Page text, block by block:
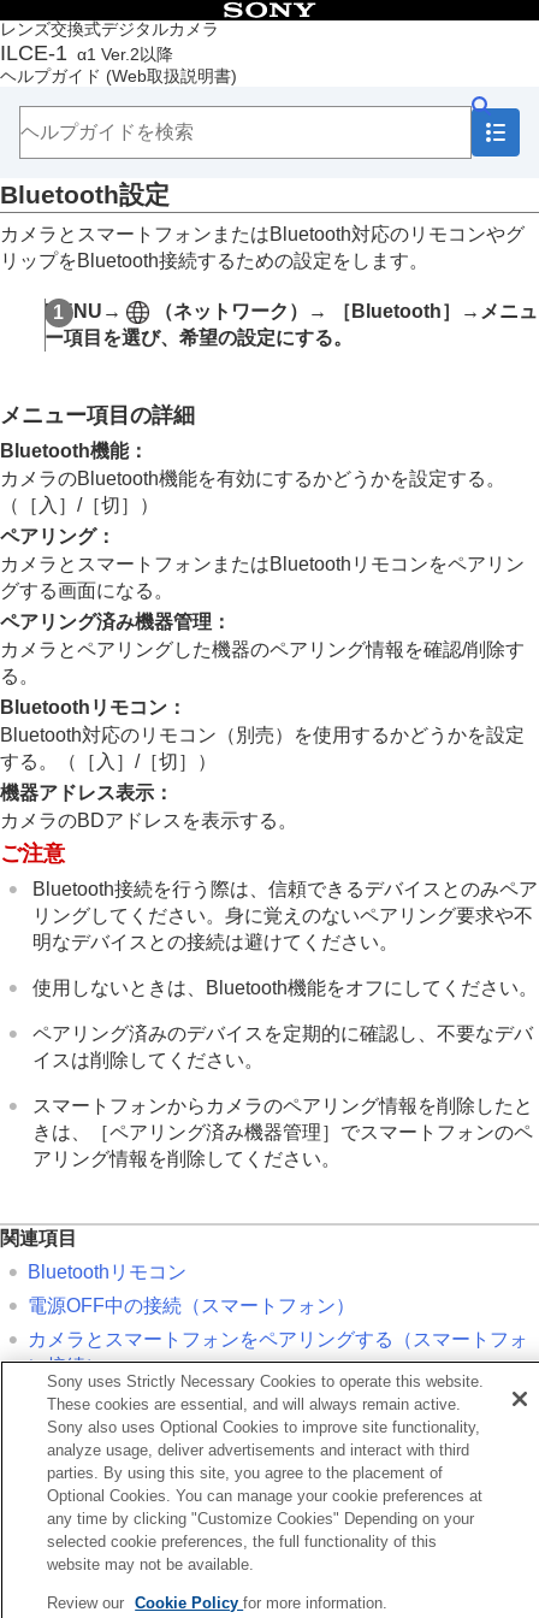
レンズ交換式デジタルカメラ
ILCE-1 α1 Ver.2以降
ヘルプガイド (Web取扱説明書)
目次
トップページ
ヘルプガイドの使いかた
本体と付属品を確認する
本機の基本操作
準備/基本的な撮影
MENU一覧から機能を探す
撮影機能を活用する
再生する
カメラの設定を変更する
ネットワークの設定
Wi-Fi接続
アクセスポイント簡単登録
アクセスポイント手動登録
Wi-Fi周波数帯
SSID・PWリセット
Bluetooth設定
Bluetoothリモコン
有線LAN
機内モード
機器名称変更
ルート証明書の読み込み
アクセス認証設定
アクセス認証情報
セキュリティ(IPsec)
FTP転送機能
ファインダー/モニターの設定
USB設定
外部出力設定
一般設定
スマートフォンでできること
パソコンでできること
クラウドサービスを利用する
故障かな？と思ったら
Bluetooth設定
カメラとスマートフォンまたはBluetooth対応のリモコンやグ
リップをBluetooth接続するための設定をします。
MENU → （ネットワーク ）→ ［Bluetooth］
→メニュ
ー項目を選び、希望の設定にする。
メニュー項目の詳細
Bluetooth機能：
カメラのBluetooth機能を有効にするかどうかを設定する。
（
［入］ /［切］
）
ペアリング：
カメラとスマートフォンまたはBluetoothリモコンをペアリン
グする画面になる。
ペアリング済み機器管理 ：
カメラとペアリングした機器のペアリング情報を確認/削除す
る。
Bluetoothリモコン ：
Bluetooth対応のリモコン（別売）を使用するかどうかを設定
する。（
［入］ /［切］
）
機器アドレス表示 ：
カメラのBDアドレスを表示する。
ご注意
Bluetooth接続を行う際は、信頼できるデバイスとのみペア
リングしてください。身に覚えのないペアリング要求や不
明なデバイスとの接続は避けてください。
使用しないときは、Bluetooth機能をオフにしてください。
ペアリング済みのデバイスを定期的に確認し、不要なデバ
イスは削除してください。
スマートフォンからカメラのペアリング情報を削除したと
きは、
［ペアリング済み機器管理］ でスマートフォンのペ
アリング情報を削除してください。
関連項目
Bluetoothリモコン
電源OFF中の接続 （スマートフォン）
カメラとスマートフォンをペアリングする（ スマートフォ
ン接続）
・PWリセット
次へ
Bluetoothリモ
TP1001358974
お使いのカメラの本体ソフトウェアがVer.2.00未満の場合は下記URLの
Sony uses Strictly Necessary Cookies to operate this website.
These cookies are essential, and will always remain active.
Sony also uses Optional Cookies to improve site functionality,
analyze usage, deliver advertisements and interact with third
parties. By using this site, you agree to the placement of
Optional Cookies. You can manage your cookie preferences at
any time by clicking "Customize Cookies" Depending on your
selected cookie preferences, the full functionality of this
website may not be available.
Review our Cookie Policyfor more information.